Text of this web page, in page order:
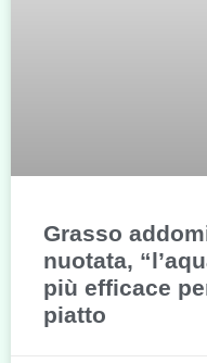
Grasso
nuotata,
più efficace
piatto